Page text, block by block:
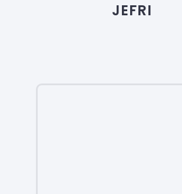
JEFRI